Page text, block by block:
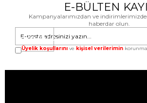
E-BÜLTEN
Kampanyalarımızdan ve
haberdar olun.
GÖNDER
Üyelik koşullarını ve kişisel verilerimin